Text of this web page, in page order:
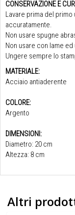
CONSERVAZIONE E
Lavare prima del
accuratamente.
Non usare spugne
Non usare con lame
Ungere sempre lo
MATERIALE:
Acciaio antiaderente
COLORE:
Argento
DIMENSIONI:
Diametro: 20 cm
Altezza: 8 cm
Altri